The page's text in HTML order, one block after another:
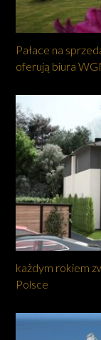
Pałace na
oferują biura
każdym rokiem
Polsce